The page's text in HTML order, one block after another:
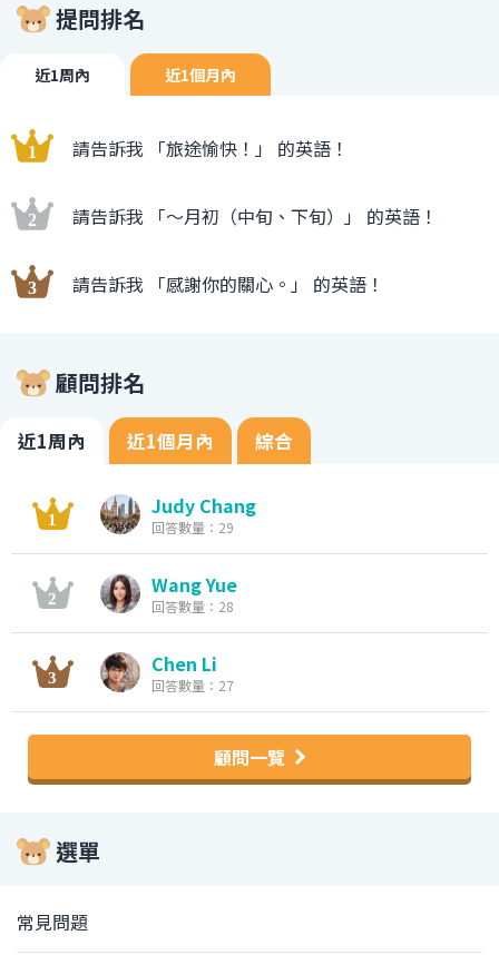
提問排名
近1周內 近1個月內
請告訴我 「旅途愉快！」 的英語！
請告訴我 「〜月初（中旬、下旬）」 的英語！
請告訴我 「感謝你的關心。」 的英語！
顧問排名
近1周內 近1個月內 綜合
Judy Chang
回答數量：29
Wang Yue
回答數量：28
Chen Li
回答數量：27
顧問一覽
選單
常見問題